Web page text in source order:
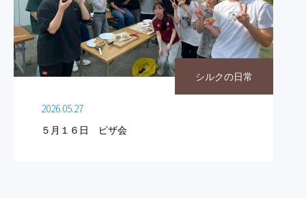
シルクの日常
2026.05.27
５月１６日 ピザ会